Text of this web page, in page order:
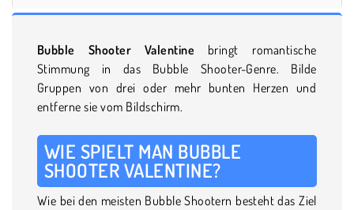
Bubble Shooter Valentine bringt romantische
Stimmung in das Bubble Shooter-Genre. Bilde
Gruppen von drei oder mehr bunten Herzen und
entferne sie vom Bildschirm.
WIE SPIELT MAN BUBBLE
SHOOTER VALENTINE?
Wie bei den meisten Bubble Shootern besteht das Ziel